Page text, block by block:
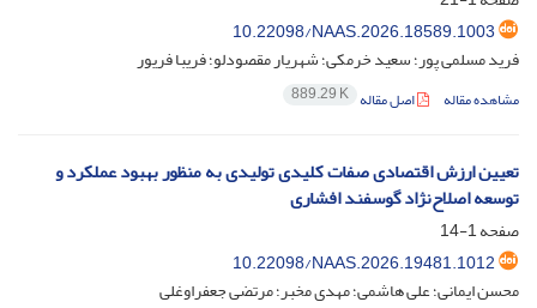
10.22098/NAAS.2026.18589.1003
فرید مسلمی پور؛ سعید خرمکی؛ شهریار مقصودلو؛ فریبا فریور
مشاهده مقاله اصل مقاله 889.29 K
تعیین ارزش اقتصادی صفات کلیدی تولیدی به منظور بهبود عملکرد و
توسعه اصلاح‌نژاد گوسفند افشاری
صفحه1-14
10.22098/NAAS.2026.19481.1012
محسن ایمانی؛ علی هاشمی؛ مهدی مخبر؛ مرتضی جعفراوغلی